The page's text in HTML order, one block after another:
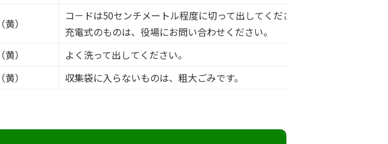
）
コ－ドは50センチメートル程度に切って出してください。
充電式のものは、役場にお問い合わせください。
）
よく洗って出してください。
） 収集袋に入らないものは、粗大ごみです。